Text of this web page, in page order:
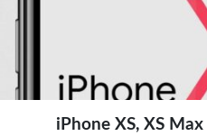
iPhone XS, XS